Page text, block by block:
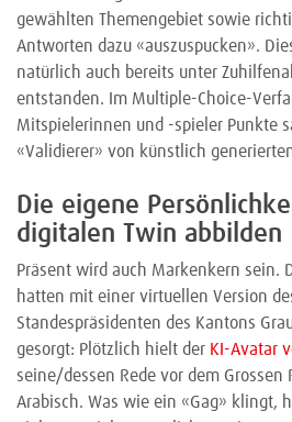
gewählten Themengebiet sowie
Antworten dazu «auszuspucken».
natürlich auch bereits unter
entstanden. Im Multiple-Choice-
Mitspielerinnen und -spieler Punkte
«Validierer» von künstlich
Die eigene
digitalen Twin abbilden
Präsent wird auch Markenkern sein.
hatten mit einer virtuellen Version
Standespräsidenten des Kantons
gesorgt: Plötzlich hielt der KI-Avatar
seine/dessen Rede vor dem Grossen
Arabisch. Was wie ein «Gag» klingt,